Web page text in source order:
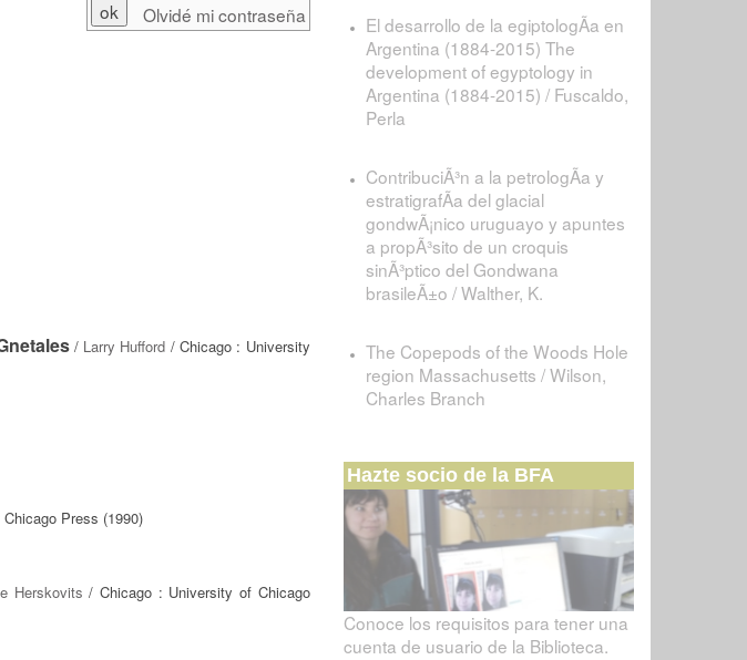
/ Larry Hufford / Chicago : University
Press (1990)
Herskovits / Chicago : University of Chicago
Olvidé mi contraseña
El desarrollo de la egiptologÃ­a en
Argentina (1884-2015) The
development of egyptology in
Argentina (1884-2015) / Fuscaldo,
Perla
ContribuciÃ³n a la petrologÃ­a y
estratigrafÃ­a del glacial
gondwÃ¡nico uruguayo y apuntes
a propÃ³sito de un croquis
sinÃ³ptico del Gondwana
brasileÃ±o / Walther, K.
The Copepods of the Woods Hole
region Massachusetts / Wilson,
Charles Branch
Hazte socio de la BFA
Conoce los requisitos para tener una
cuenta de usuario de la Biblioteca.